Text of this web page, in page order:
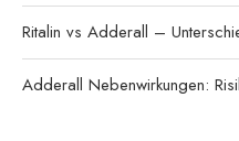
Ritalin vs Adderall –
Adderall Nebenwirkungen: